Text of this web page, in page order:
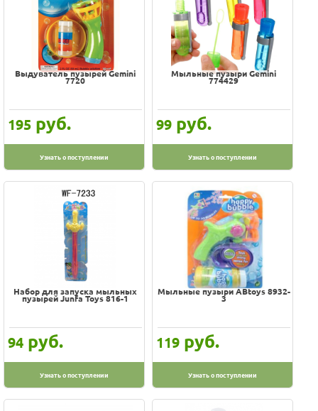
Выдуватель пузырей Gemini
7720
195 руб.
Узнать о поступлении
Мыльные пузыри Gemini
774429
99 руб.
Узнать о поступлении
Набор для запуска мыльных
пузырей Junfa Toys 816-1
94 руб.
Узнать о поступлении
Мыльные пузыри ABtoys 8932-
3
119 руб.
Узнать о поступлении